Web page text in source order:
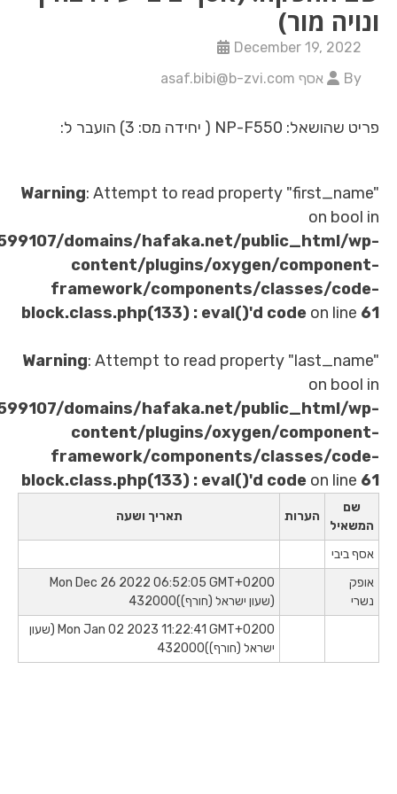
Warning: Attempt to read property
/home/u621599107/domains/hafaka.net/
content/plugins/oxygen/
framework/components/
block.class.php(133) : eval()'d
Warning: Attempt to read property
/home/u621599107/domains/hafaka.net/
content/plugins/oxygen/
framework/components/
block.class.php(133) : eval()'d
תאריך ושעה
Mon Dec 26 2022 06:52:05 GMT+0200
(שעון ישראל (חורף))432000
Mon Jan 02 2023 11:22:41 GMT+0200 (שעון